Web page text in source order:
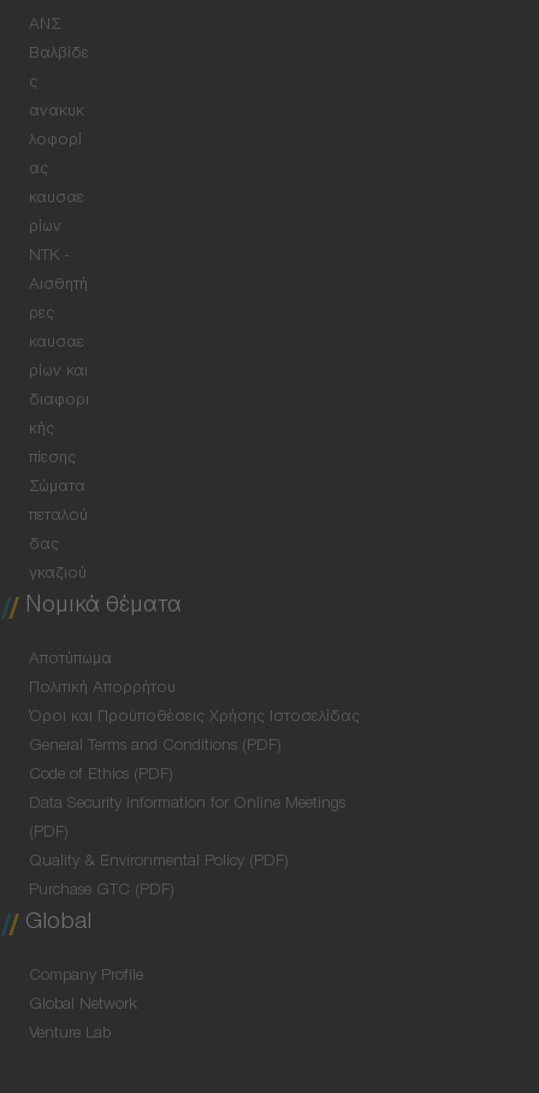
ΑΝΣ
Βαλβίδε
ς
ανακυκ
λοφορί
ας
καυσαε
ρίων
NTK -
Αισθητή
ρες
καυσαε
ρίων και
διαφορι
κής
πίεσης
Σώματα
πεταλού
δας
γκαζιού
Νομικά θέματα
Αποτύπωμα
Πολιτική Απορρήτου
Όροι και Προϋποθέσεις Χρήσης Ιστοσελίδας
General Terms and Conditions (PDF)
Code of Ethics (PDF)
Data Security Information for Online Meetings
(PDF)
Quality & Environmental Policy (PDF)
Purchase GTC (PDF)
Global
Company Profile
Global Network
Venture Lab